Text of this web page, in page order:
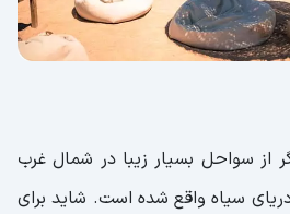
از سواحل بسیار زیبا در شمال غرب
دریای سیاه واقع شده است. شاید برای